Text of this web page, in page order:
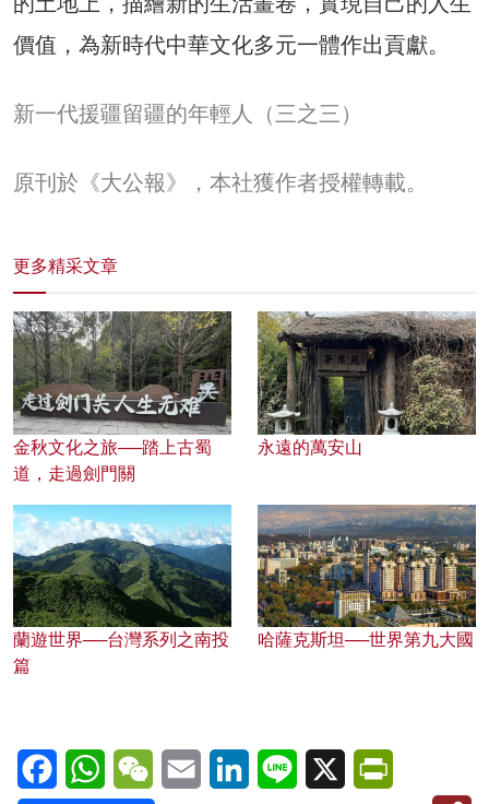
價值，為新時代中華文化多元一體作出貢獻。
新一代援疆留疆的年輕人（三之三）
原刊於《大公報》，本社獲作者授權轉載。
更多精采文章
金秋文化之旅──踏上古蜀
道，走過劍門關
永遠的萬安山
蘭遊世界──台灣系列之南投
篇
哈薩克斯坦──世界第九大國
FacebookWhatsAppWeChatEmail LinkedInLine X